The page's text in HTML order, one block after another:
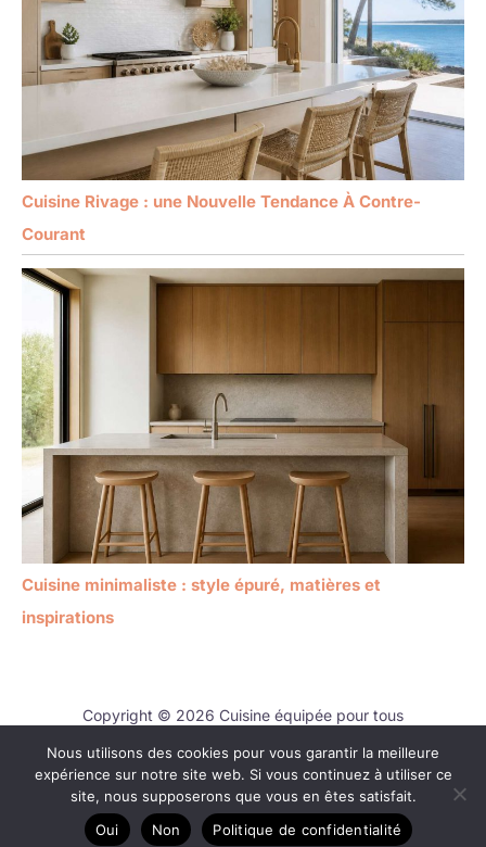
Cuisine Rivage : une Nouvelle Tendance À Contre-
Courant
Cuisine minimaliste : style épuré, matières et
inspirations
Copyright © 2026 Cuisine équipée pour tous
Contact
Mentions légales
Politique de confidentialité
Nous utilisons des cookies pour vous garantir la meilleure
expérience sur notre site web. Si vous continuez à utiliser ce
site, nous supposerons que vous en êtes satisfait.
Oui
Non Politique de confidentialité